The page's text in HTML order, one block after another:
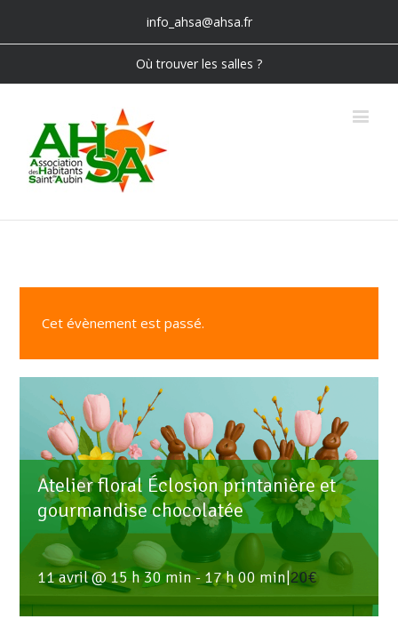
info_ahsa@ahsa.fr
Où trouver les salles ?
Cet évènement est passé.
Atelier floral Éclosion printanière et
gourmandise chocolatée
11 avril @ 15 h 30 min- 17 h 00 min|20€